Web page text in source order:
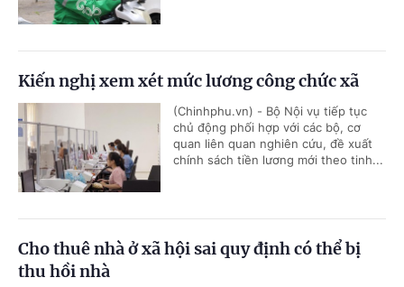
Kiến nghị xem xét mức lương công chức xã
(Chinhphu.vn) - Bộ Nội vụ tiếp tục
chủ động phối hợp với các bộ, cơ
quan liên quan nghiên cứu, đề xuất
chính sách tiền lương mới theo tinh...
Cho thuê nhà ở xã hội sai quy định có thể bị
thu hồi nhà